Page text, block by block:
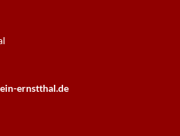
ernstthal.de